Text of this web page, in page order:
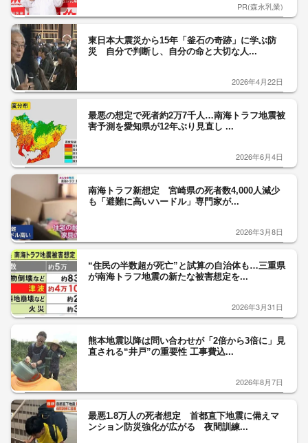
PR(森永乳業)
東日本大震災から15年「釜石の奇跡」に学ぶ防
災 自分で判断し、自分の命と大切な人...
2026年4月22日
最悪の想定で死者約2万7千人…南海トラフ地震被
害予測を愛知県が12年ぶり見直し ...
2026年6月4日
南海トラフ新想定 宮崎県の死者数4,000人減少
も「避難に高いハードル」専門家が...
2026年3月8日
“住民の半数超が死亡”と試算の自治体も…三重県
が南海トラフ地震の新たな被害想定を...
2026年3月31日
熊本地震以降は問い合わせが「2倍から3倍に」見
直される“井戸”の重要性 工事費込...
2026年8月7日
最悪1.8万人の死者想定 首都直下地震に備えマ
ンション防災強化が広がる 夜間訓練...